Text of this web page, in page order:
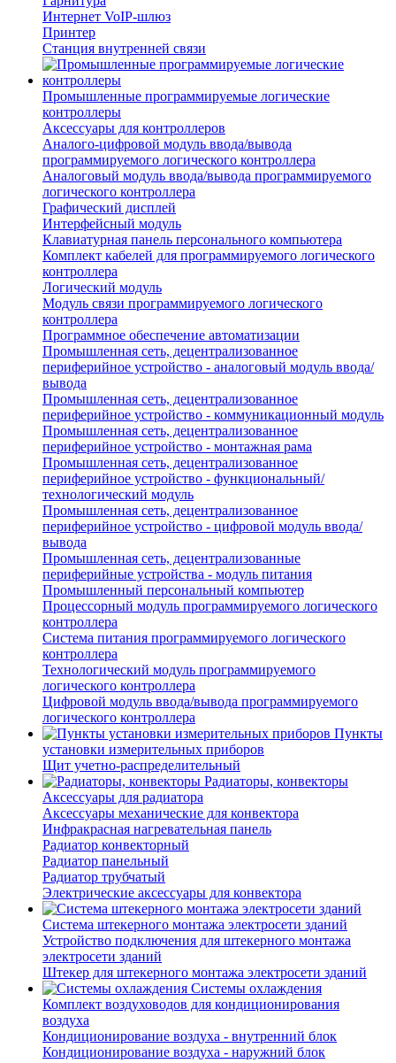
Интернет VoIP-шлюз
Принтер
Станция внутренней связи
Промышленные программируемые логические
контроллеры
Аксессуары для контроллеров
Аналого-цифровой модуль ввода/вывода
программируемого логического контроллера
Аналоговый модуль ввода/вывода программируемого
логического контроллера
Графический дисплей
Интерфейсный модуль
Клавиатурная панель персонального компьютера
Комплект кабелей для программируемого логического
контроллера
Логический модуль
Модуль связи программируемого логического
контроллера
Программное обеспечение автоматизации
Промышленная сеть, децентрализованное
периферийное устройство - аналоговый модуль ввода/
вывода
Промышленная сеть, децентрализованное
периферийное устройство - коммуникационный модуль
Промышленная сеть, децентрализованное
периферийное устройство - монтажная рама
Промышленная сеть, децентрализованное
периферийное устройство - функциональный/
технологический модуль
Промышленная сеть, децентрализованное
периферийное устройство - цифровой модуль ввода/
вывода
Промышленная сеть, децентрализованные
периферийные устройства - модуль питания
Промышленный персональный компьютер
Процессорный модуль программируемого логического
контроллера
Система питания программируемого логического
контроллера
Технологический модуль программируемого
логического контроллера
Цифровой модуль ввода/вывода программируемого
логического контроллера
Пункты
установки измерительных приборов
Щит учетно-распределительный
Радиаторы, конвекторы
Аксессуары для радиатора
Аксессуары механические для конвектора
Инфракрасная нагревательная панель
Радиатор конвекторный
Радиатор панельный
Радиатор трубчатый
Электрические аксессуары для конвектора
Система штекерного монтажа электросети зданий
Устройство подключения для штекерного монтажа
электросети зданий
Штекер для штекерного монтажа электросети зданий
Системы охлаждения
Комплект воздуховодов для кондиционирования
воздуха
Кондиционирование воздуха - внутренний блок
Кондиционирование воздуха - наружний блок